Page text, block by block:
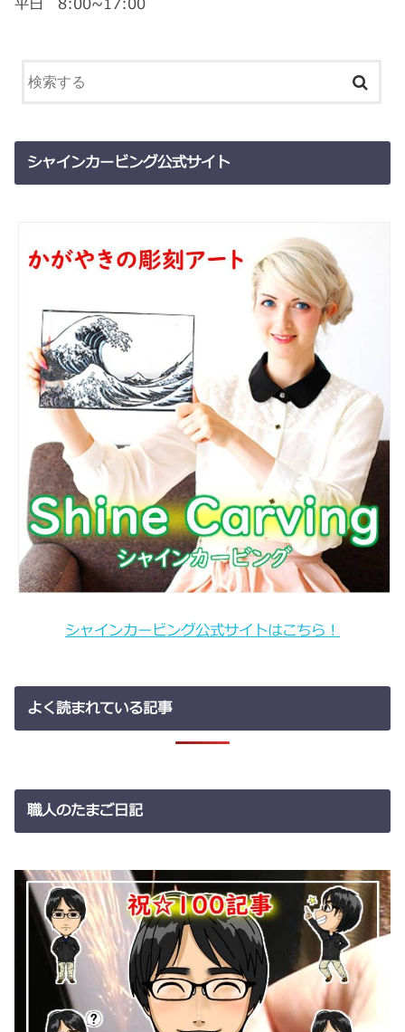
シャインカービング公式サイト
シャインカービング公式サイトはこちら！
よく読まれている記事
職人のたまご日記